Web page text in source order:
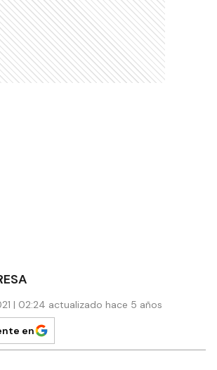
| 02:24 actualizado hace 5 años
en